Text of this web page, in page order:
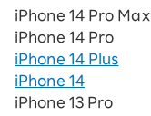
iPhone 14 Pro Max
iPhone 14 Pro
iPhone 14 Plus
iPhone 14
iPhone 13 Pro